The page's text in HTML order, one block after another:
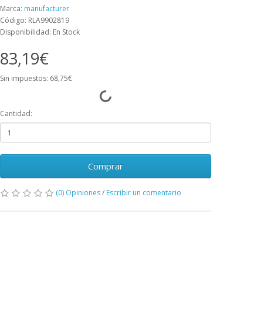
Marca: manufacturer
Código: RLA9902819
Disponibilidad: En Stock
83,19€
Sin impuestos: 68,75€
Cantidad:
Comprar
(0) Opiniones/ Escribir un comentario